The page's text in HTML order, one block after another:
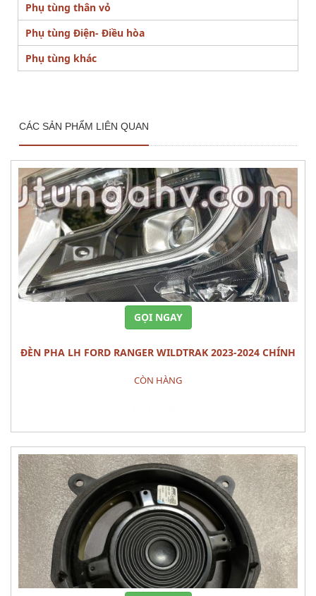
Phụ tùng thân vỏ
Phụ tùng Điện- Điều hòa
Phụ tùng khác
CÁC SẢN PHẨM LIÊN QUAN
GỌI NGAY
ĐÈN PHA LH FORD RANGER WILDTRAK 2023-2024 CHÍNH
CÒN HÀNG